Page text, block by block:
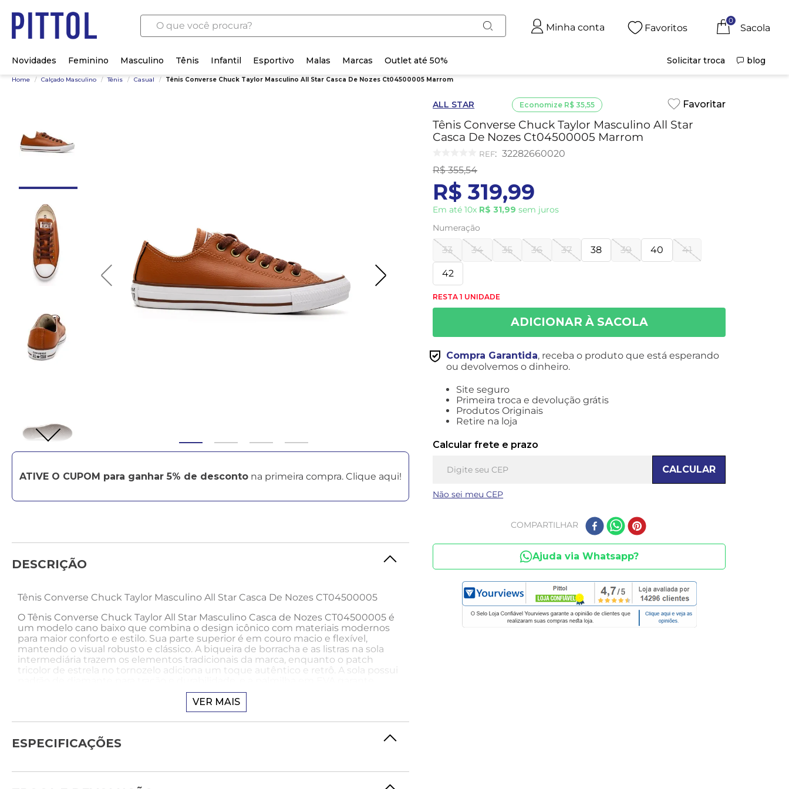
O que você procura?
Minha conta Favoritos
0
Novidades Feminino Masculino Tênis Infantil Esportivo Malas Marcas Outlet até 50% Solicitar troca blog
Home / Calçado Masculino / Tênis / Casual / Tênis Converse Chuck Taylor Masculino All Star Casca De Nozes Ct04500005 Marrom
ATIVE O CUPOM para ganhar 5% de desconto na primeira compra. Clique aqui!
DESCRIÇÃO
Tênis Converse Chuck Taylor Masculino All Star Casca De Nozes CT04500005
O Tênis Converse Chuck Taylor All Star Masculino Casca de Nozes CT04500005 é
um modelo cano baixo que combina o design icônico com materiais modernos
para maior conforto e estilo. Sua parte superior é em couro macio e flexível,
mantendo o visual robusto e clássico. A biqueira de borracha e as listras na sola
intermediária trazem os elementos tradicionais da marca, enquanto o patch
tricolor de estrela no tornozelo adiciona um toque autêntico e retrô. A sola possui
amortecimento extra. Converse: o clássico que nunca sai de moda.
e jaqueta bomber para um visual urbano e descontraído, ideal para uma saída
com amigos. Finalize com um relógio estiloso e mochila para um toque moderno.
Sobre a Marca:
VER MAIS
ESPECIFICAÇÕES
ALL STAR
Tênis Converse Chuck Taylor Masculino All Star
Casca De Nozes Ct04500005 Marrom
: 32282660020
R$ 355,54
R$ 319,99
Em até10x R$ 31,99 sem juros
Economize R$ 35,55
Numeração
33 34 35 36 37 38 39 40 41
42
RESTA 1 UNIDADE
Compra Garantida, receba o produto que está esperando
ou devolvemos o dinheiro.
Site seguro
Primeira troca e devolução grátis
Produtos Originais
Retire na loja
Calcular frete e prazo
CALCULAR
Não sei meu CEP
COMPARTILHAR
Ajuda via Whatsapp?